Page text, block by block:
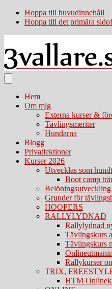
Hoppa till huvudinnehåll
Hoppa till det primära
Hem
Om mig
Externa kurser &
Tävlingsmeriter
Hundarna
Blogg
Privatlektioner
Kurser 2026
Utvecklas som
Boot camp
Grunder för
HOOPERS
RALLYLYDNAD
Rallylydnad
Tävlingskurs
Tävlingskurs
Rallykurser
TRIX,
HTM